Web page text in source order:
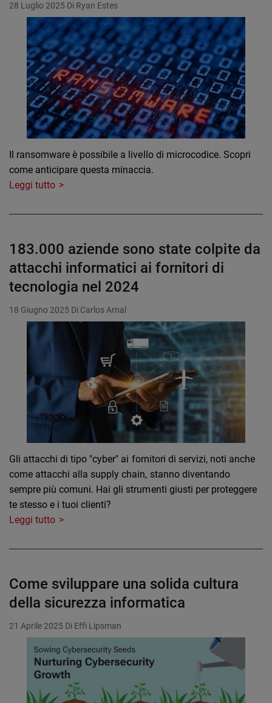
28 Luglio 2025 Di Ryan Estes
Il ransomware è possibile a livello di microcodice. Scopri
come anticipare questa minaccia.
Leggi tutto
183.000 aziende sono state colpite da
attacchi informatici ai fornitori di
tecnologia nel 2024
18 Giugno 2025 Di Carlos Arnal
Gli attacchi di tipo "cyber" ai fornitori di servizi, noti anche
come attacchi alla supply chain, stanno diventando
sempre più comuni. Hai gli strumenti giusti per proteggere
te stesso e i tuoi clienti?
Leggi tutto
Come sviluppare una solida cultura
della sicurezza informatica
21 Aprile 2025 Di Effi Lipsman